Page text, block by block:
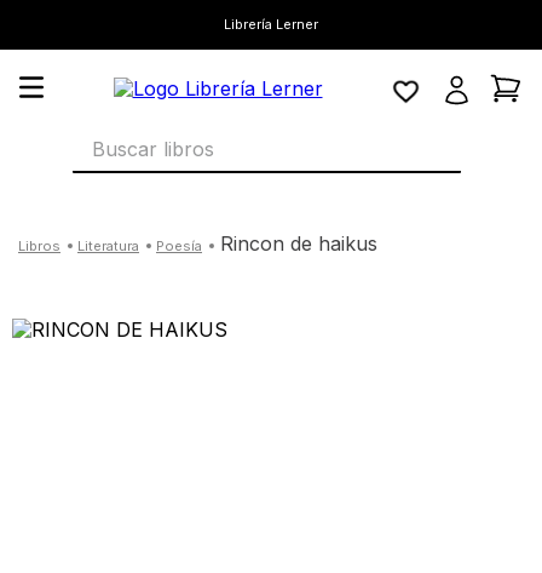
Librería Lerner
Buscar libros
literatura poesía rincon de haikus